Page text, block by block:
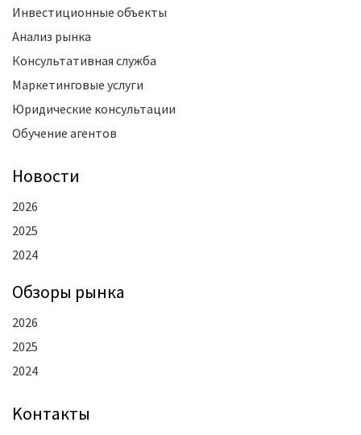
Инвестиционные объекты
Анализ рынка
Консультативная служба
Маркетинговые услуги
Юридические консультации
Обучение агентов
Новости
2026
2025
2024
Oбзоры рынка
2026
2025
2024
Kонтакты